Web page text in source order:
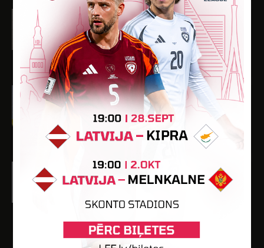
Markuss Stafeckis
Dzimšanas datums: 08.02.2010.
Spēlētāja statuss: Amatieris
3 82 - - -
Kristians Šavčenkovs
Dzimšanas datums: 27.09.2008.
Spēlētāja statuss: Amatieris (FSS)
11 911 4 3
Mikus Zēģelis
Dzimšanas datums: 14.07.2009.
- - -